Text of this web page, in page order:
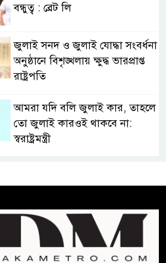
বন্ধুত্ব : ব্রেট লি
জুলাই সনদ ও জুলাই যোদ্ধা সংবর্ধনা
অনুষ্ঠানে বিশৃঙ্খলায় ক্ষুদ্ধ ভারপ্রাপ্ত
রাষ্ট্রপতি
আমরা যদি বলি জুলাই কার, তাহলে
তো জুলাই কারওই থাকবে না:
স্বরাষ্ট্রমন্ত্রী
শেখ হাসিনার বক্তব্য প্রচার করলেই
ব্যবস্থা নিবে সরকার : প্রধানমন্ত্রীর
উপদেষ্টা